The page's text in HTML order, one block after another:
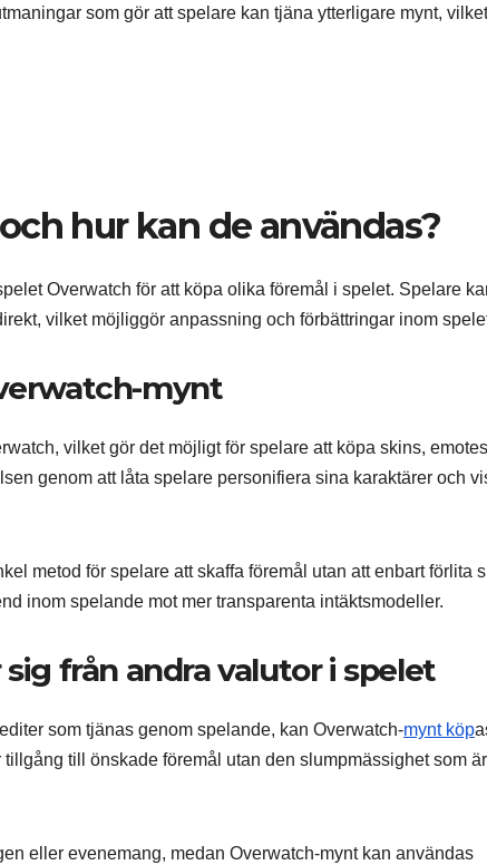
som gör att spelare kan tjäna ytterligare mynt, vilket
hur kan de användas?
Overwatch för att köpa olika föremål i spelet. Spelare
vilket möjliggör anpassning och förbättringar inom
mynt
vilket gör det möjligt för spelare att köpa skins,
genom att låta spelare personifiera sina karaktärer och
metod för spelare att skaffa föremål utan att enbart förlita
inom spelande mot mer transparenta intäktsmodeller.
från andra valutor i spelet
som tjänas genom spelande, kan Overwatch-mynt köp
till önskade föremål utan den slumpmässighet som är
eller evenemang, medan Overwatch-mynt kan användas